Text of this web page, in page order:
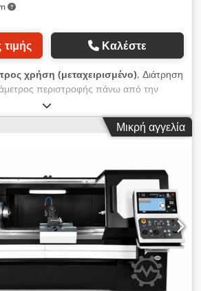
Καλέστε
χρήση (μεταχειρισμένο), Διάτρηση
περιστροφής πάνω από την
κέντρου: 1000 mm Dedpfxsiqtzko Ah
Μικρή αγγελία